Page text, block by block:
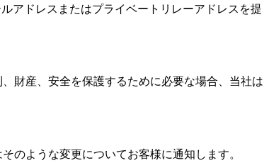
アドレスまたはプライベートリレーアドレスを提
財産、安全を保護するために必要な場合、当社は
のような変更についてお客様に通知します。